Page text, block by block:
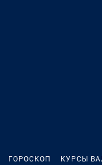
ГОРОСКОП КУРСЫ